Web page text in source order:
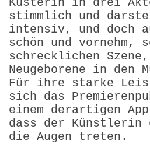
stimmlich und
intensiv, und doch
schön und vornehm,
schreck­lichen
Neugeborene in den
Für ihre starke
sich das
einem derartigen
dass der Künstlerin
die Augen treten.